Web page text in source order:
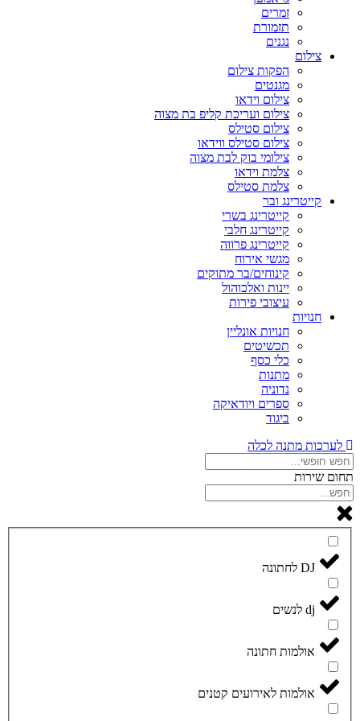
זמרים
תזמורת
נגנים
צילום
הפקות צילום
מגנטים
צילום וידאו
צילום ועריכת קליפ בת מצוה
צילום סטילס
צילום סטילס ווידאו
צילומי בוק לבת מצוה
צלמת וידאו
צלמת סטילס
קייטרינג ובר
קייטרינג בשרי
קייטרינג חלבי
קייטרינג פרווה
מגשי אירוח
קינוחים/בר מתוקים
יינות ואלכוהול
עיצובי פירות
חנויות
חנויות אונליין
תכשיטים
כלי כסף
מתנות
נדוניה
ספרים ויודאיקה
ביגוד
לערכות מתנה לכלה
תחום שירות
DJ לחתונה
dj לנשים
אולמות חתונה
אולמות לאירועים קטנים